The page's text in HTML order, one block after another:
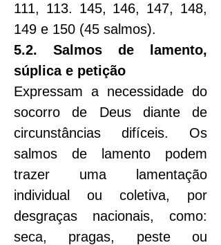
111, 113. 145, 146, 147, 148,
149 e 150 (45 salmos).
5.2. Salmos de lamento,
súplica e petição
Expressam a necessidade do
socorro de Deus diante de
circunstâncias difíceis. Os
salmos de lamento podem
trazer uma lamentação
individual ou coletiva, por
desgraças nacionais, como:
seca, pragas, peste ou